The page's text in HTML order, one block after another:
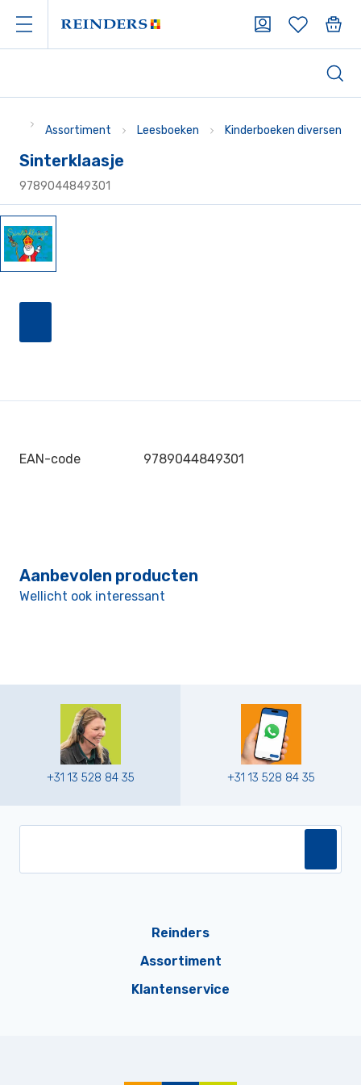
Assortiment Leesboeken Kinderboeken diversen
Sinterklaasje
9789044849301
EAN-code 9789044849301
Aanbevolen producten
Wellicht ook interessant
+31 13 528 84 35 +31 13 528 84 35
Reinders
Assortiment
Klantenservice